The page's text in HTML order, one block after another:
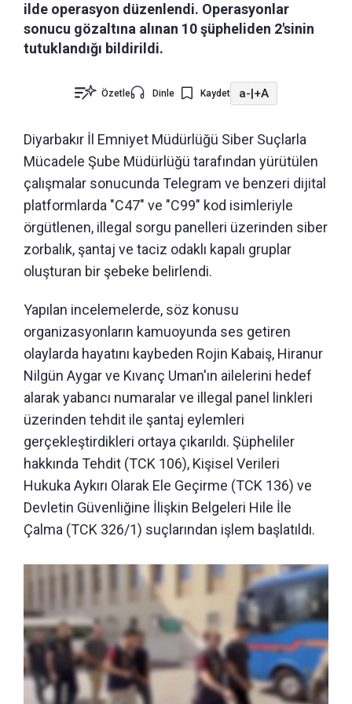
ilde operasyon düzenlendi. Operasyonlar
sonucu gözaltına alınan 10 şüpheliden 2'sinin
tutuklandığı bildirildi.
Özetle Dinle Kaydet a-|+A
Diyarbakır İl Emniyet Müdürlüğü Siber Suçlarla
Mücadele Şube Müdürlüğü tarafından yürütülen
çalışmalar sonucunda Telegram ve benzeri dijital
platformlarda "C47" ve "C99" kod isimleriyle
örgütlenen, illegal sorgu panelleri üzerinden siber
zorbalık, şantaj ve taciz odaklı kapalı gruplar
oluşturan bir şebeke belirlendi.
Yapılan incelemelerde, söz konusu
organizasyonların kamuoyunda ses getiren
olaylarda hayatını kaybeden Rojin Kabaiş, Hiranur
Nilgün Aygar ve Kıvanç Uman'ın ailelerini hedef
alarak yabancı numaralar ve illegal panel linkleri
üzerinden tehdit ile şantaj eylemleri
gerçekleştirdikleri ortaya çıkarıldı. Şüpheliler
hakkında Tehdit (TCK 106), Kişisel Verileri
Hukuka Aykırı Olarak Ele Geçirme (TCK 136) ve
Devletin Güvenliğine İlişkin Belgeleri Hile İle
Çalma (TCK 326/1) suçlarından işlem başlatıldı.